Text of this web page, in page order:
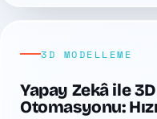
3D MODELLEME
Yapay Zekâ ile
Otomasyonu: